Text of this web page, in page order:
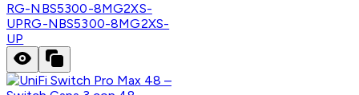
RG-NBS5300-8MG2XS-
UPRG-NBS5300-8MG2XS-
UP